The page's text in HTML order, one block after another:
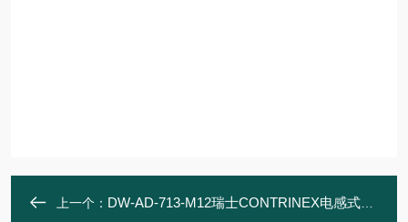
上一个： DW-AD-713-M12瑞士CONTRINEX电感式传感器